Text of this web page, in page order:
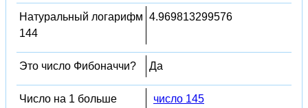
Натуральный логарифм
144
4.969813299576
Это число Фибоначчи? Да
Число на 1 больше
число 145